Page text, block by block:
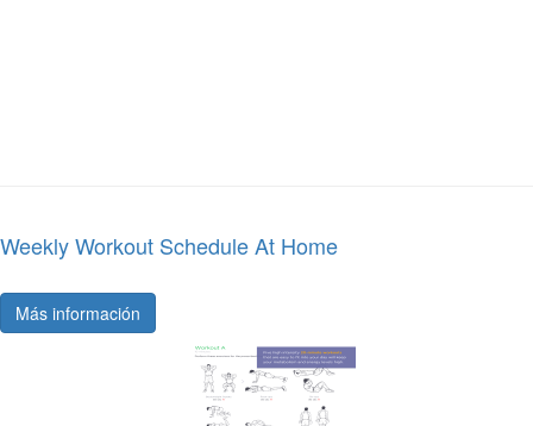
Weekly Workout Schedule At Home
Más información